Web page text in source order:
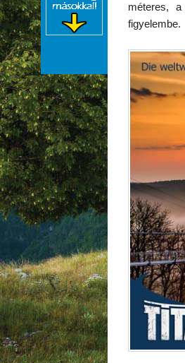
méteres,
figyelembe.